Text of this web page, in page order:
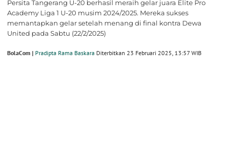
Persita Tangerang U-20 berhasil meraih gelar juara Elite Pro
Academy Liga 1 U-20 musim 2024/2025. Mereka sukses
memantapkan gelar setelah menang di final kontra Dewa
United pada Sabtu (22/2/2025)
BolaCom | Pradipta Rama Baskara Diterbitkan 23 Februari 2025, 13:57 WIB